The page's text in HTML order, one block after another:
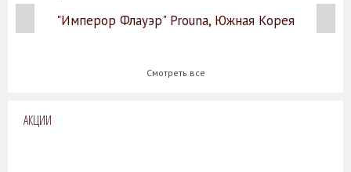
"Имперор Флауэр" Prouna, Южная Корея
Смотреть все
АКЦИИ